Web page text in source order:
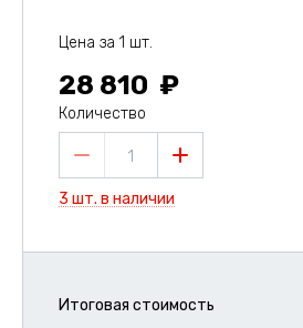
Цена за 1 шт.
28 810
Количество
1
3 шт. в наличии
Итоговая стоимость